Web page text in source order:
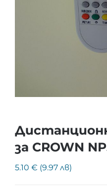
за CROWN
5.10 € (9.97 лв)